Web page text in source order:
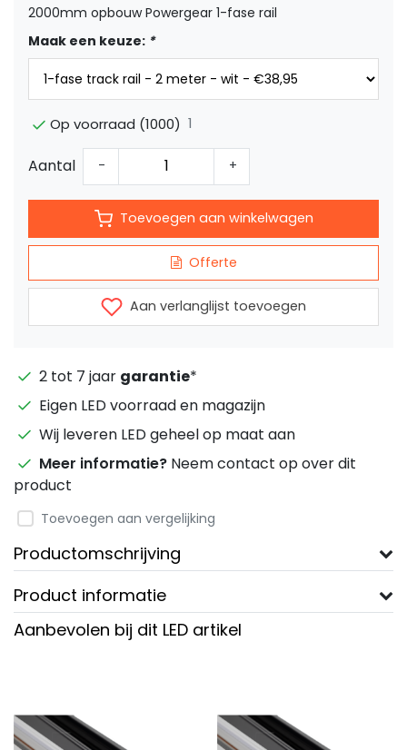
2000mm opbouw Powergear 1-fase rail
Maak een keuze: *
Op voorraad (1000) 1
Aantal - +
Toevoegen aan winkelwagen
Offerte
Aan verlanglijst toevoegen
2 tot 7 jaar garantie*
Eigen LED voorraad en magazijn
Wij leveren LED geheel op maat aan
Meer informatie? Neem contact op over dit
product
Toevoegen aan vergelijking
Productomschrijving
Product informatie
Aanbevolen bij dit LED artikel